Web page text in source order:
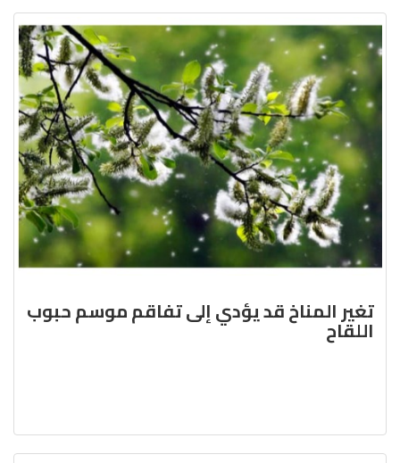
تغير المناخ قد يؤدي إلى تفاقم موسم حبوب
اللقاح